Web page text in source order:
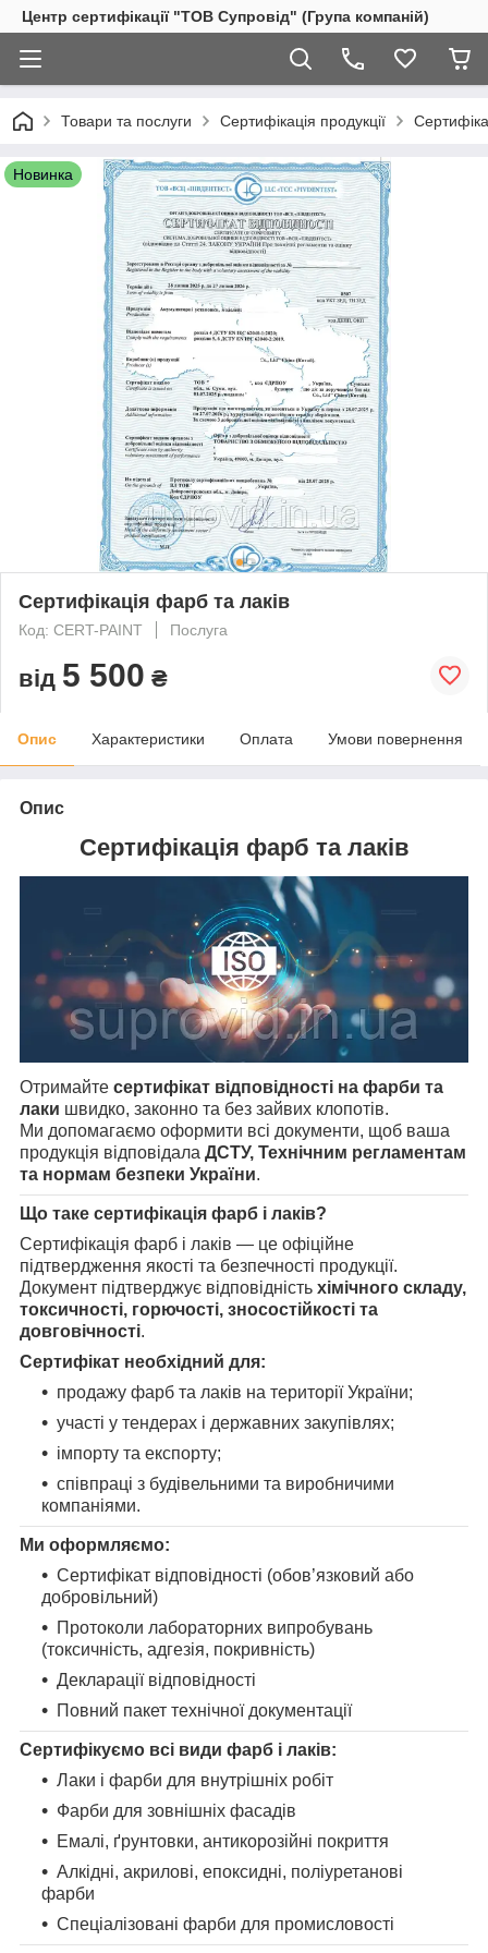
Центр сертифікації "ТОВ Супровід" (Група компаній)
Товари та послуги Сертифікація продукції
Новинка
Сертифікація фарб та лаків
Код: CERT-PAINT Послуга
від 5 500 ₴
Опис Характеристики Оплата Умови повернення
Опис
Сертифікація фарб та лаків
Отримайте сертифікат відповідності на фарби та
лаки швидко, законно та без зайвих клопотів.
Ми допомагаємо оформити всі документи, щоб ваша
продукція відповідала ДСТУ, Технічним регламентам
та нормам безпеки України.
Що таке сертифікація фарб і лаків?
Сертифікація фарб і лаків — це офіційне
підтвердження якості та безпечності продукції.
Документ підтверджує відповідність хімічного складу,
токсичності, горючості, зносостійкості та
довговічності.
Сертифікат необхідний для:
продажу фарб та лаків на території України;
участі у тендерах і державних закупівлях;
імпорту та експорту;
співпраці з будівельними та виробничими
компаніями.
Ми оформляємо:
Сертифікат відповідності (обов’язковий або
добровільний)
Протоколи лабораторних випробувань
(токсичність, адгезія, покривність)
Декларації відповідності
Повний пакет технічної документації
Сертифікуємо всі види фарб і лаків:
Лаки і фарби для внутрішніх робіт
Фарби для зовнішніх фасадів
Емалі, ґрунтовки, антикорозійні покриття
Алкідні, акрилові, епоксидні, поліуретанові
фарби
Спеціалізовані фарби для промисловості